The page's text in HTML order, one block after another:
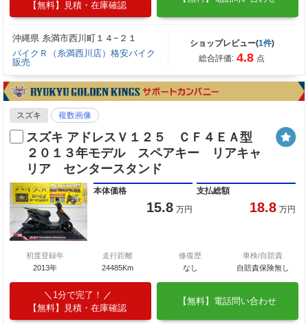
【無料】見積・在庫確認
沖縄県 糸満市西川町１４−２１
バイクＲ（糸満西川店）格安バイク
販売
ショップレビュー(1件)
総合評価: 4.8 点
スズキ 複数画像
スズキ アドレスＶ１２５ ＣＦ４ＥＡ型
２０１３年モデル スペアキー リアキャ
リア センタースタンド
本体価格
15.8 万円
支払総額
18.8 万円
初度登録年
2013年
走行距離
24485Km
修復歴
なし
車検/自賠責
自賠責保険無し
1分で完了！
【無料】見積・在庫確認
【無料】電話問い合わせ